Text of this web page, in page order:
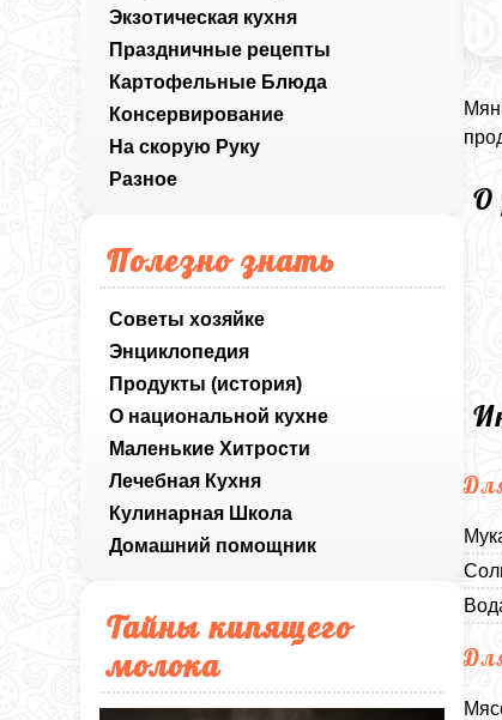
Экзотическая кухня
Праздничные рецепты
Картофельные Блюда
Консервирование
На скорую Руку
Разное
Полезно знать
Советы хозяйке
Энциклопедия
Продукты (история)
О национальной кухне
Маленькие Хитрости
Лечебная Кухня
Кулинарная Школа
Домашний помощник
Тайны кипящего
молока
О